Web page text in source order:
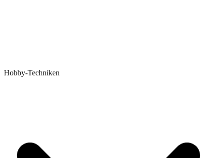
Hobby-Techniken